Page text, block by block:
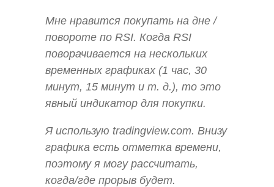
Мне нравится покупать на дне /
повороте по RSI. Когда RSI
поворачивается на нескольких
временных графиках (1 час, 30
минут, 15 минут и т. д.), то это
явный индикатор для покупки.
Я использую tradingview.com. Внизу
графика есть отметка времени,
поэтому я могу рассчитать,
когда/где прорыв будет.